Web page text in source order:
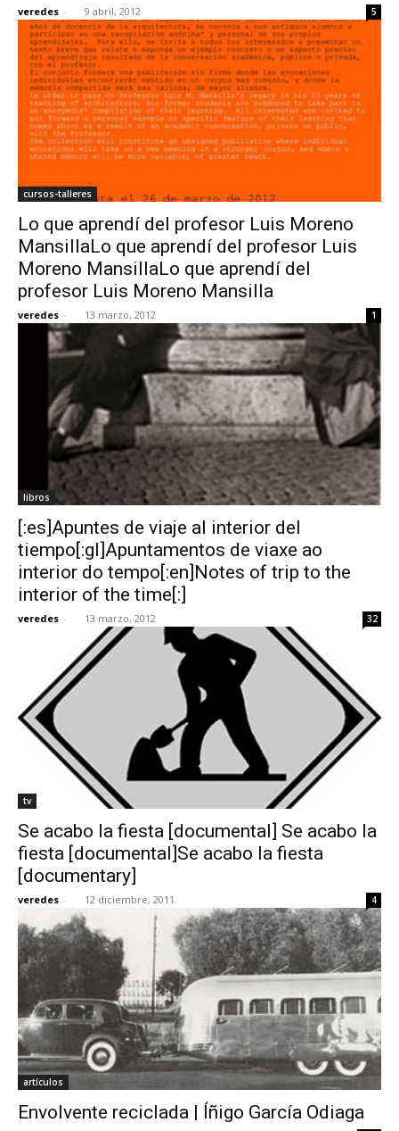
veredes - 9 abril, 2012 5
cursos-talleres
Lo que aprendí del profesor Luis Moreno
MansillaLo que aprendí del profesor Luis
Moreno MansillaLo que aprendí del
profesor Luis Moreno Mansilla
veredes - 13 marzo, 2012 1
libros
[:es]Apuntes de viaje al interior del
tiempo[:gl]Apuntamentos de viaxe ao
interior do tempo[:en]Notes of trip to the
interior of the time[:]
veredes - 13 marzo, 2012 32
tv
Se acabo la fiesta [documental] Se acabo la
fiesta [documental]Se acabo la fiesta
[documentary]
veredes - 12 diciembre, 2011 4
artículos
Envolvente reciclada | Íñigo García Odiaga